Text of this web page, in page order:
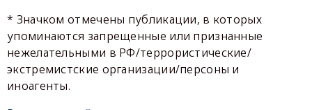
* Значком отмечены публикации, в которых
упоминаются запрещенные или признанные
нежелательными в РФ/террористические/
экстремистские организации/персоны и
иноагенты.